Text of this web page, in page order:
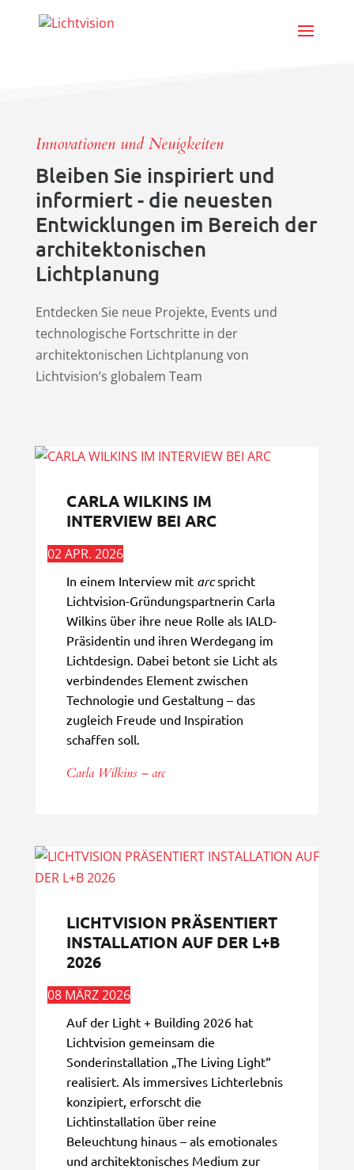
Innovationen und Neuigkeiten
Bleiben Sie inspiriert und
informiert - die neuesten
Entwicklungen im Bereich der
architektonischen
Lichtplanung
Entdecken Sie neue Projekte, Events und
technologische Fortschritte in der
architektonischen Lichtplanung von
Lichtvision’s globalem Team
CARLA WILKINS IM
INTERVIEW BEI ARC
02 APR. 2026
In einem Interview mit arcspricht
Lichtvision-Gründungspartnerin Carla
Wilkins über ihre neue Rolle als IALD-
Präsidentin und ihren Werdegang im
Lichtdesign. Dabei betont sie Licht als
verbindendes Element zwischen
Technologie und Gestaltung – das
zugleich Freude und Inspiration
schaffen soll.
Carla Wilkins – arc
LICHTVISION PRÄSENTIERT
INSTALLATION AUF DER L+B
2026
08 MÄRZ 2026
Auf der Light + Building 2026 hat
Lichtvision gemeinsam die
Sonderinstallation „The Living Light“
realisiert. Als immersives Lichterlebnis
konzipiert, erforscht die
Lichtinstallation über reine
Beleuchtung hinaus – als emotionales
und architektonisches Medium zur